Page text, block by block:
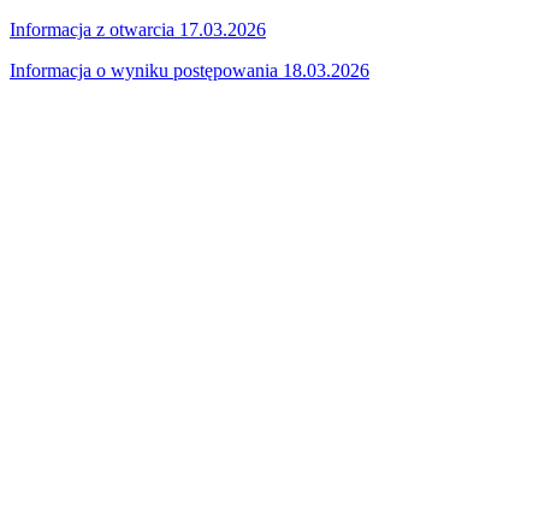
Informacja z otwarcia 17.03.2026
Informacja o wyniku postępowania 18.03.2026